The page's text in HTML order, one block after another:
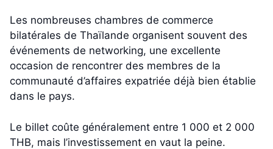
Les nombreuses chambres de commerce
bilatérales de Thaïlande organisent souvent des
événements de networking, une excellente
occasion de rencontrer des membres de la
communauté d’affaires expatriée déjà bien établie
dans le pays.
Le billet coûte généralement entre 1 000 et 2 000
THB, mais l’investissement en vaut la peine.